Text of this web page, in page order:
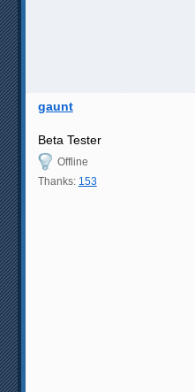
gaunt
Beta Tester
Offline
Thanks: 153